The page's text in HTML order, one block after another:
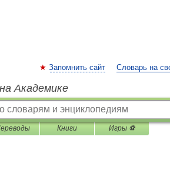
Запомнить сайт Словарь на
Академике
Книги Игры ⚽